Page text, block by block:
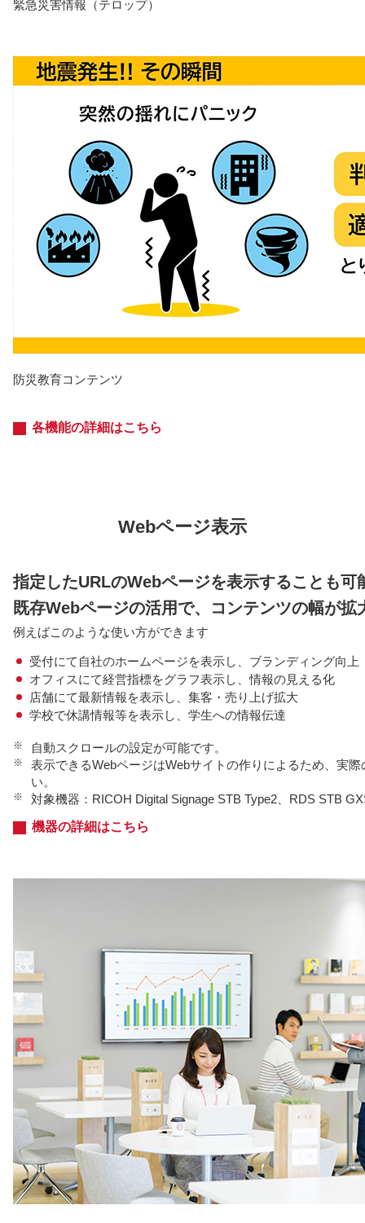
緊急災害情報（テロップ）
防災教育コンテンツ
各機能の詳細はこちら
Webページ表示
指定したURLのWebページを表示することも可
既存Webページの活用で、コンテンツの幅が拡
例えばこのような使い方ができます
受付にて自社のホームページを表示し、ブランディング向上
オフィスにて経営指標をグラフ表示し、情報の見える化
店舗にて最新情報を表示し、集客・売り上げ拡大
学校で休講情報等を表示し、学生への情報伝達
※ 自動スクロールの設定が可能です。
※
表示できるWebページはWebサイトの作りによるため、実
い。
※
対象機器：RICOH Digital Signage STB Type2、RDS STB
機器の詳細はこちら